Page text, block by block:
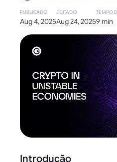
PUBLICADO
Aug 4, 2025
EDITADO
Aug 24, 2025
TEMPO
9 min
Introdução